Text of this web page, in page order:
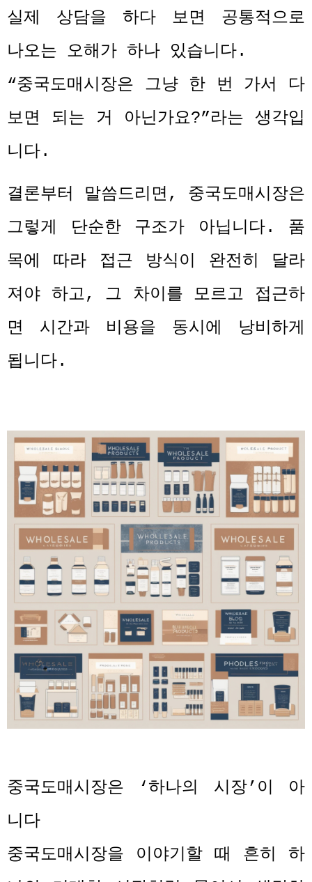
실제 상담을 하다 보면 공통적으로
나오는 오해가 하나 있습니다.
“중국도매시장은 그냥 한 번 가서 다
보면 되는 거 아닌가요?”라는 생각입
니다.
결론부터 말씀드리면 , 중국도매시장은
그렇게 단순한 구조가 아닙니다. 품
목에 따라 접근 방식이 완전히 달라
져야 하고, 그 차이를 모르고 접근하
면 시간과 비용을 동시에 낭비하게
됩니다.
중국도매시장은 ‘하나의 시장’ 이 아
니다
중국도매시장을 이야기할 때 흔히 하